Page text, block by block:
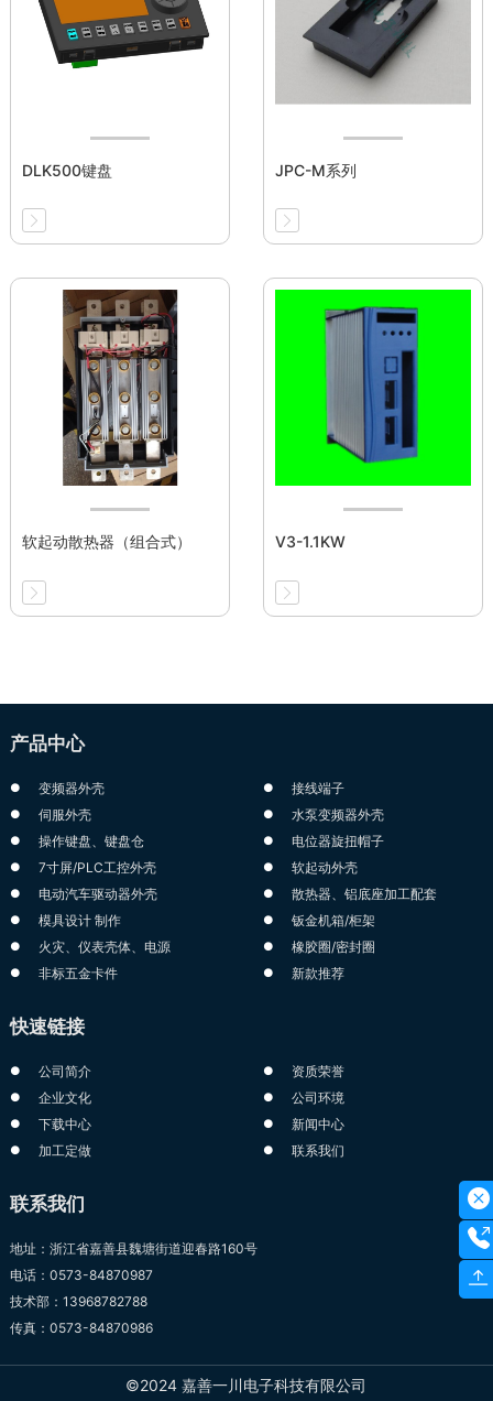
DLK500键盘 JPC-M系列
软起动散热器（组合式） V3-1.1KW
产品中心
变频器外壳
接线端子
伺服外壳
水泵变频器外壳
操作键盘、键盘仓
电位器旋扭帽子
7寸屏/PLC工控外壳
软起动外壳
电动汽车驱动器外壳
散热器、铝底座加工配套
模具设计 制作
钣金机箱/柜架
火灾、仪表壳体、电源
橡胶圈/密封圈
非标五金卡件
新款推荐
快速链接
公司简介
资质荣誉
企业文化
公司环境
下载中心
新闻中心
加工定做
联系我们
联系我们
地址：浙江省嘉善县魏塘街道迎春路160号
电话：0573-84870987
技术部：13968782788
传真：0573-84870986
©2024 嘉善一川电子科技有限公司